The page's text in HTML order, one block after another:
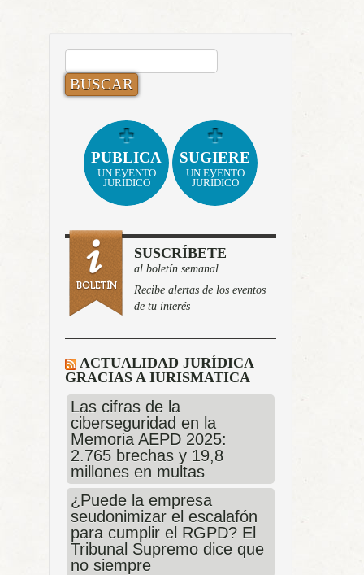
BUSCAR:
PUBLICA
UN EVENTO
JURÍDICO
SUGIERE
UN EVENTO
JURÍDICO
SUSCRÍBETE
al boletín semanal
Recibe alertas de los eventos
de tu interés
ACTUALIDAD JURÍDICA
GRACIAS A IURISMATICA
Las cifras de la
ciberseguridad en la
Memoria AEPD 2025:
2.765 brechas y 19,8
millones en multas
¿Puede la empresa
seudonimizar el escalafón
para cumplir el RGPD? El
Tribunal Supremo dice que
no siempre